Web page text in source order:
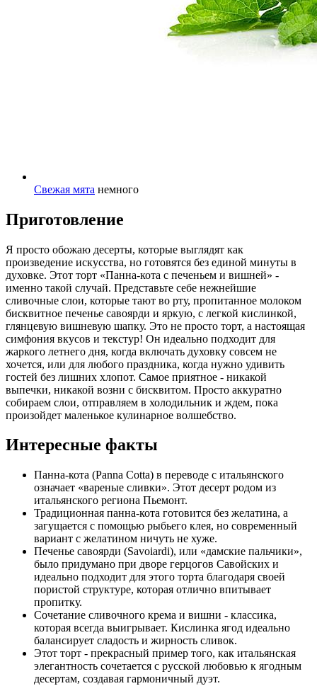
Свежая мята немного
Приготовление
Я просто обожаю десерты, которые выглядят как
произведение искусства, но готовятся без единой минуты в
духовке. Этот торт «Панна-кота с печеньем и вишней» -
именно такой случай. Представьте себе нежнейшие
сливочные слои, которые тают во рту, пропитанное молоком
бисквитное печенье савоярди и яркую, с легкой кислинкой,
глянцевую вишневую шапку. Это не просто торт, а настоящая
симфония вкусов и текстур! Он идеально подходит для
жаркого летнего дня, когда включать духовку совсем не
хочется, или для любого праздника, когда нужно удивить
гостей без лишних хлопот. Самое приятное - никакой
выпечки, никакой возни с бисквитом. Просто аккуратно
собираем слои, отправляем в холодильник и ждем, пока
произойдет маленькое кулинарное волшебство.
Интересные факты
Панна-кота (Panna Cotta) в переводе с итальянского
означает «вареные сливки». Этот десерт родом из
итальянского региона Пьемонт.
Традиционная панна-кота готовится без желатина, а
загущается с помощью рыбьего клея, но современный
вариант с желатином ничуть не хуже.
Печенье савоярди (Savoiardi), или «дамские пальчики»,
было придумано при дворе герцогов Савойских и
идеально подходит для этого торта благодаря своей
пористой структуре, которая отлично впитывает
пропитку.
Сочетание сливочного крема и вишни - классика,
которая всегда выигрывает. Кислинка ягод идеально
балансирует сладость и жирность сливок.
Этот торт - прекрасный пример того, как итальянская
элегантность сочетается с русской любовью к ягодным
десертам, создавая гармоничный дуэт.